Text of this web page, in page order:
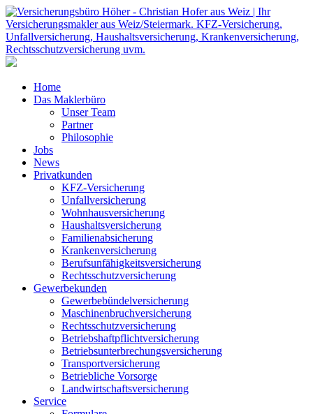
Home
Das Maklerbüro
Unser Team
Partner
Philosophie
Jobs
News
Privatkunden
KFZ-Versicherung
Unfallversicherung
Wohnhausversicherung
Haushaltsversicherung
Familienabsicherung
Krankenversicherung
Berufsunfähigkeitsversicherung
Rechtsschutzversicherung
Gewerbekunden
Gewerbebündelversicherung
Maschinenbruchversicherung
Rechtsschutzversicherung
Betriebshaftpflichtversicherung
Betriebsunterbrechungsversicherung
Transportversicherung
Betriebliche Vorsorge
Landwirtschaftsversicherung
Service